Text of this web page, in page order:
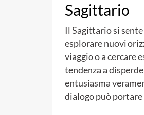
Sagittario
Il Sagittario si
esplorare nuovi
viaggio o a cercare
tendenza a
entusiasma
dialogo può